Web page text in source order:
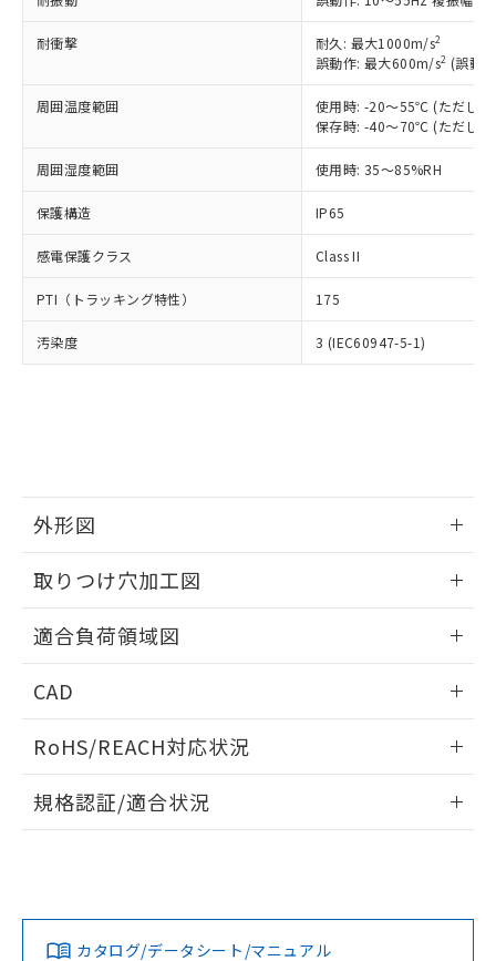
耐衝撃 耐久: 最大1000m/s2
誤動作: 最大600m/s2 (誤動
周囲温度範囲
使用時: -20～55℃ (ただし、
保存時: -40～70℃ (ただし、
周囲湿度範囲 使用時: 35～85%RH
保護構造 IP65
感電保護クラス Class II
PTI（トラッキング特性） 175
汚染度 3 (IEC60947-5-1)
外形図
取りつけ穴加工図
適合負荷領域図
CAD
ドすることができます。
ログイン/会員登録
ダウンロードデータをご利用いただく前に、以下を必ずお読
みください。
RoHS/REACH対応状況
EU RoHS 注意事項・凡例
対応済み
規格認証/適合状況
カタログ/データシート/マニュアル
正式な納期状況および標準価格はお客
様のお取引先、またはお客様担当のオ
ムロン制御機器販売店・当社販売員に
オムロン制御機器販売店や当社販売拠
」をご確認
在庫状況および標準価格結果を当社の
事前の承諾なく第三者に漏洩または開
示しないようお願いします。
マイパーツ機能（部品リスト作成サー
ビス）をご利用いただくには、I-Web
メンバーズにご登録されている必要が
お客様が当ウェブサイト上で当社にご
用者の範囲」に記載されている法人を
指します。
類(PBB) 1000ppm以下、ポリ臭化ジフェニルエーテル類
(PBDE) 1000ppm以下、フタル酸ビス(2-エチルヘキシ
ル) (DEHP)(別名：DOP) 1000ppm以下、フタル酸ブチ
ルベンジル（BBP） 1000ppm以下、フタル酸ジブチル
（DBP） 1000ppm以下、フタル酸ジイソブチル
但し、RoHS指令で産業用監視および制御機器に対する
フタル酸エステル類の４物質については閾値を超える意
※2 対応予定月
部品在庫の切り替え状況などにより、予定
月が前後することがあります。
EU RoHS指令（10物質）の非含有証明書
51物質の非含有証明書（当社基準）
※本証明書は発行日時点で非含有を証明す
るもので、過去に遡って非含有を証明する
ものではありません。
物質の対応では、対応完了までの期間は出
荷製品に未対応品が混在することから備考
していることから、特段のことがない限
り、2022年1月12日より割愛しておりま
す。
Cr(Ⅵ)(六価クロム) : 1000ppm、 PBBs(ポリ臭化ビフェ
ニル類) : 1000ppm、 PBDEs(ポリ臭化ジフェニルエーテ
DBP(フタル酸ジブチル) : 1000ppm、 DIBP(フタル酸ジ
イソブチル) : 1000ppm、 BBP(フタル酸ブチルベンジ
DEHP(フタル酸ビス(2-エチルヘキシル)) : 1000ppm
※2 環境保護使用期限
「ｅ」：有害物質（10物質）のすべてが基
「10」：通常の使用状況下において有害物
質が外部に漏えいし、環境に深刻な影響を
及ぼさない年数を意味します。
「－」：未確認です。当社販売部門へお問
い合わせください。
当社は規制貨物を破棄する場合は、完
全に破砕するなど、違法に輸出されな
いよう必要な手段を講じます。
当社は貴社製品を、核兵器、ミサイ
ル、化学兵器、生物兵器またはその他
武器並びにこれらの製造装置等に一切
場合は、上記1、2および3の内容を当
該第三者に通知します。また当社は、
販売先および販売に係わる関係者が違
法に輸出するおそれがある場合は、取
り引きをいたしません。
一定数以上の在庫あり
一定数には満たないが在庫あり
在庫なし(最新の在庫状況につ
たはお客様担当のオムロン制御
機器販売店・当社販売員にご確
白
受注生産機種、また在庫状況の
情報を公開していない機種